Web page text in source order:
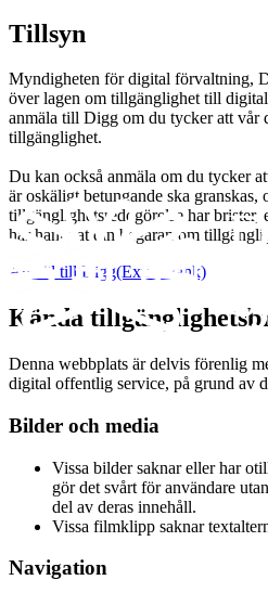
Tillsyn
Myndigheten för digital förvaltning,
över lagen om tillgänglighet till
anmäla till Digg om du tycker att vår
tillgänglighet.
Du kan också anmäla om du tycker
är oskäligt betungande ska granskas,
tillgänglighetsredogörelse har
har hanterat din begäran om
Anmäl till Digg(Extern länk)
Kända
Denna webbplats är delvis förenlig
digital offentlig service, på grund av
Bilder och media
Vissa bilder saknar eller har
gör det svårt för användare
del av deras innehåll.
Vissa filmklipp saknar
Navigation